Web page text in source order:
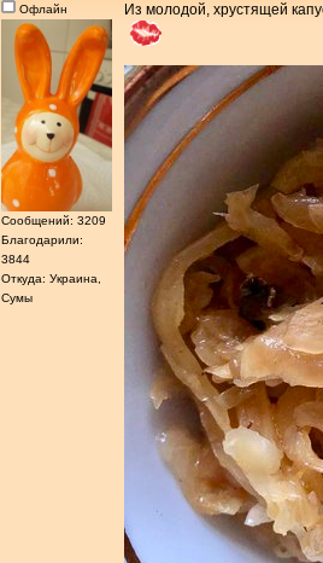
Офлайн
Сообщений: 3209
Благодарили:
3844
Откуда: Украина,
Сумы
Из молодой, хрустящей